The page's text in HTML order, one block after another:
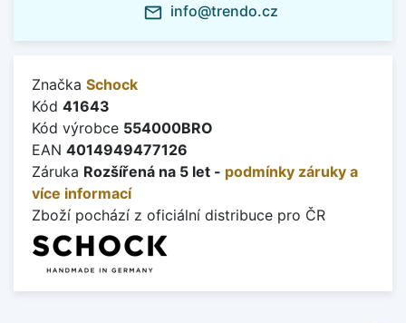
mail_outline info@trendo.cz
Značka Schock
Kód 41643
Kód výrobce 554000BRO
EAN 4014949477126
Záruka Rozšířená na 5 let - podmínky záruky a
více informací
Zboží pochází z oficiální distribuce pro ČR